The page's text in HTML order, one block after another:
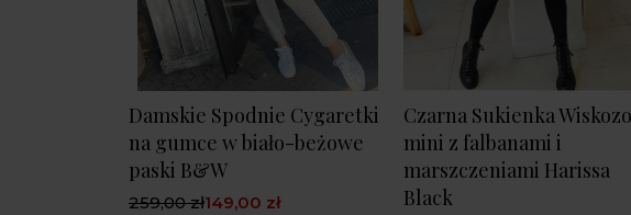
Damskie Spodnie Cygaretki
na gumce w biało-beżowe
paski B&W
259,00 zł149,00 zł
Czarna Sukienka
mini z falbanami i
marszczeniami Harissa
Black